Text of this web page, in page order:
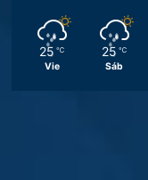
25 ℃
Vie
25 ℃
Sáb